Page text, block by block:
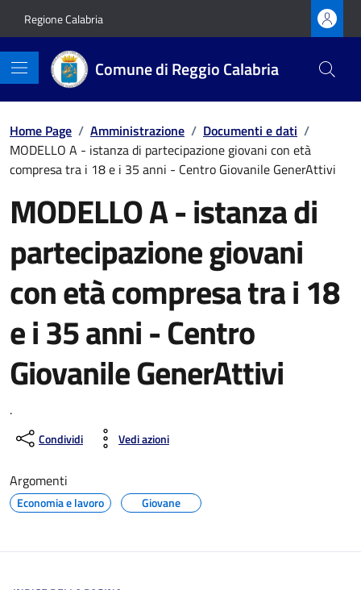
Regione Calabria
Comune di Reggio Calabria
Home Page / Amministrazione / Documenti e dati /
MODELLO A - istanza di partecipazione giovani con età
compresa tra i 18 e i 35 anni - Centro Giovanile GenerAttivi
MODELLO A - istanza di
partecipazione giovani
con età compresa tra i 18
e i 35 anni - Centro
Giovanile GenerAttivi
.
Condividi Vedi azioni
Argomenti
Economia e lavoro Giovane